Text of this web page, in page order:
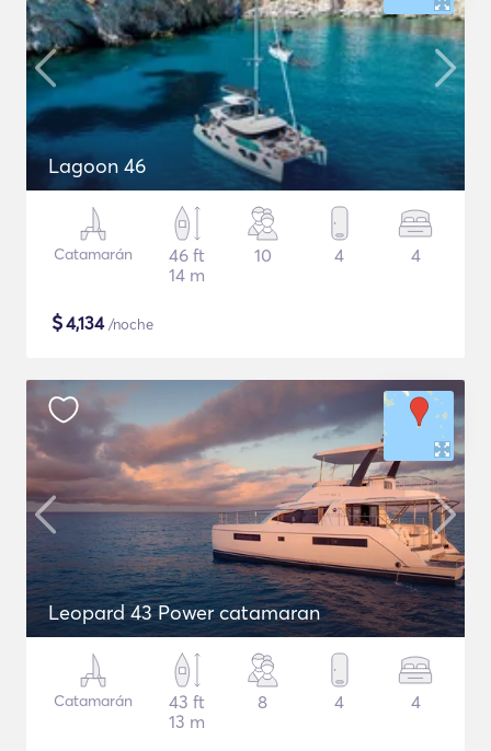
Lagoon 46
Catamarán
46 ft
14 m
10 4 4
$4,134/noche
Leopard 43 Power catamaran
Catamarán
43 ft
13 m
8 4 4